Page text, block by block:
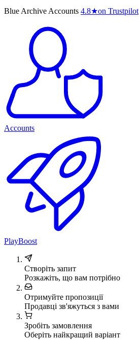
Blue Archive Accounts 4.8★on Trustpilot
Accounts
PlayBoost
Створіть запит
Розкажіть, що вам потрібно
Отримуйте пропозиції
Продавці зв'яжуться з вами
Зробіть замовлення
Оберіть найкращий варіант